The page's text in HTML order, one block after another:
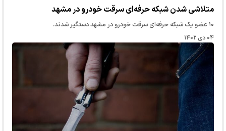
متلاشی شدن شبکه حرفه‌ای سرقت خودرو در مشهد
۱۰ عضو یک شبکه حرفه‌ای سرقت خودرو در مشهد دستگیر شدند.
۰۴ دی ۱۴۰۲